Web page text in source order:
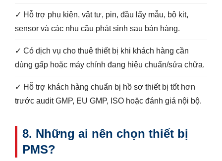
✓ Hỗ trợ phụ kiện, vật tư, pin, đầu lấy mẫu, bộ kit,
sensor và các nhu cầu phát sinh sau bán hàng.
✓ Có dịch vụ cho thuê thiết bị khi khách hàng cần
dùng gấp hoặc máy chính đang hiệu chuẩn/sửa chữa.
✓ Hỗ trợ khách hàng chuẩn bị hồ sơ thiết bị tốt hơn
trước audit GMP, EU GMP, ISO hoặc đánh giá nội bộ.
8. Những ai nên chọn thiết bị
PMS?